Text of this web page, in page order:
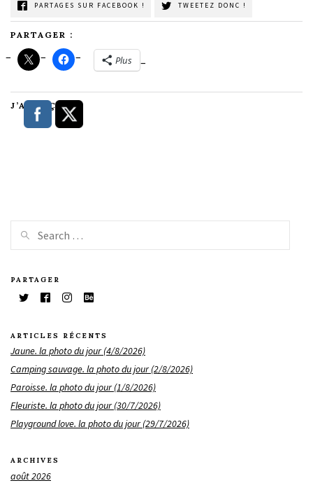
PARTAGES SUR FACEBOOK ! TWEETEZ DONC !
PARTAGER :
Plus
J’AIME ÇA :
PARTAGER
ARTICLES RÉCENTS
Jaune. la photo du jour (4/8/2026)
Camping sauvage. la photo du jour (2/8/2026)
Paroisse. la photo du jour (1/8/2026)
Fleuriste. la photo du jour (30/7/2026)
Playground love. la photo du jour (29/7/2026)
ARCHIVES
août 2026